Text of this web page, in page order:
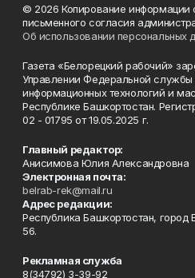
© 2026 Копирование информации
письменного согласия
Об использовании персональных
Газета «Белорецкий рабочий»
Управлении Федеральной службы
информационных технологий и
Республике Башкортостан.
02 - 01795 от 19.05.2025 г.
Главный редактор:
Анисимова Юлия Александровна
Электронная почта:
belrab-rek@mail.ru
Адрес редакции:
Республика Башкортостан, город
56.
Рекламная служба
8(34792) 3-39-92